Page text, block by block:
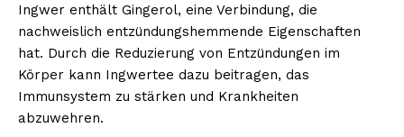
Ingwer enthält Gingerol, eine Verbindung, die
nachweislich entzündungshemmende Eigenschaften
hat. Durch die Reduzierung von Entzündungen im
Körper kann Ingwertee dazu beitragen, das
Immunsystem zu stärken und Krankheiten
abzuwehren.